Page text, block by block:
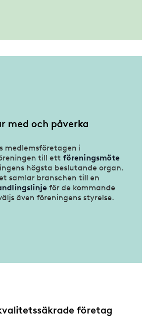
med och påverka
medlemsföretagen i
till ett föreningsmöte
högsta beslutande organ.
samlar branschen till en
för de kommande
även föreningens styrelse.
företag